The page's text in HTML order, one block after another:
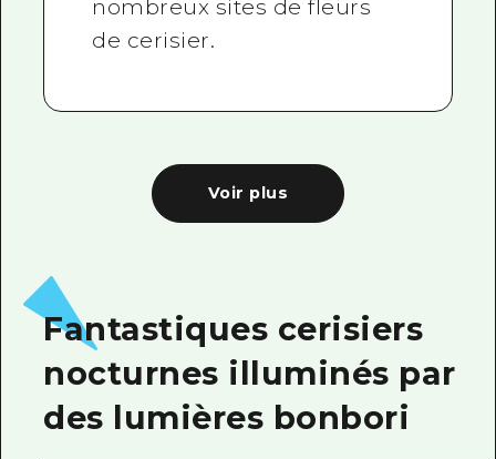
nombreux sites de fleurs
de cerisier.
Voir plus
Fantastiques cerisiers
nocturnes illuminés par
des lumières bonbori